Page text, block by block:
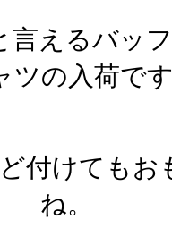
言えるバッ
ツの入荷で
付けてもお
ね。